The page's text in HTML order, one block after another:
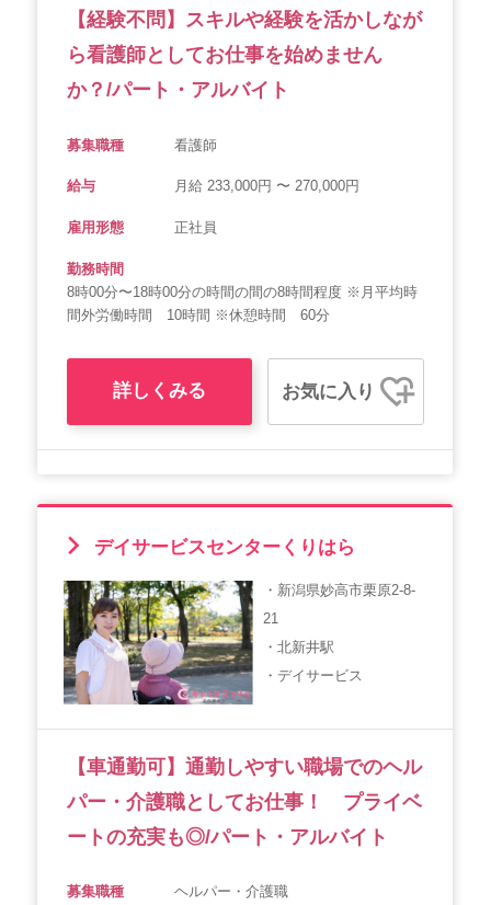
お知らせ 採用担当者様へ サイトマップ
【経験不問】スキルや経験を活かしなが
ら看護師としてお仕事を始めません
か？/パート・アルバイト
募集職種 看護師
給与 月給 233,000円 〜 270,000円
雇用形態 正社員
勤務時間
8時00分〜18時00分の時間の間の8時間程度 ※月平均時
間外労働時間 10時間 ※休憩時間 60分
詳しくみる お気に入り
デイサービスセンターくりはら
・新潟県妙高市栗原2-8-
21
・北新井駅
・デイサービス
【車通勤可】通勤しやすい職場でのヘル
パー・介護職としてお仕事！ プライベ
ートの充実も◎/パート・アルバイト
募集職種 ヘルパー・介護職